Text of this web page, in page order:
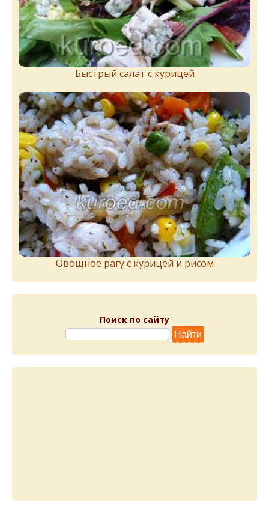
Быстрый салат с курицей
Овощное рагу с курицей и рисом
Поиск по сайту